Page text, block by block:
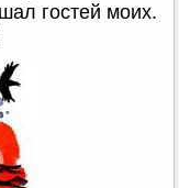
гостей моих.